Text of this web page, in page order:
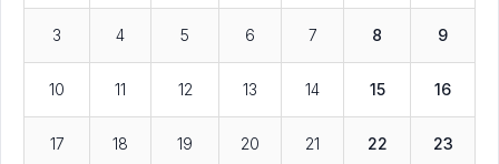
3 4 5 6 7 8 9
10 11 12 13 14 15 16
17 18 19 20 21 22 23